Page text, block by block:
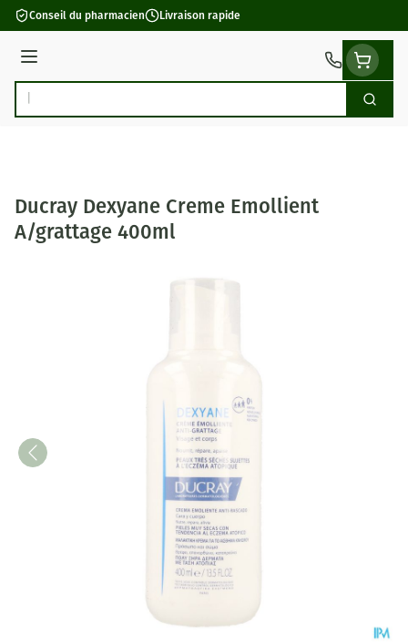
Aller au contenu
Conseil du pharmacien Livraison rapide
Menu
Rechercher
Ducray Dexyane Creme Emollient
A/grattage 400ml